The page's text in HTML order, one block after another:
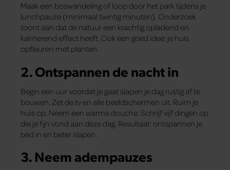
Maak een boswandeling of loop door het park tijdens je
lunchpauze (minimaal twintig minuten). Onderzoek
toont aan dat de natuur een krachtig opladend en
kalmerend effect heeft. Ook een goed idee: je huis
opfleuren met planten.
2. Ontspannen de nacht in
Begin een uur voordat je gaat slapen je dag rustig af te
bouwen. Zet de tv en alle beeldschermen uit. Ruim je
huis op. Neem een warme douche. Schrijf vijf dingen op
die je fijn vond aan deze dag. Resultaat: ontspannen je
bed in en beter slapen.
3. Neem adempauzes